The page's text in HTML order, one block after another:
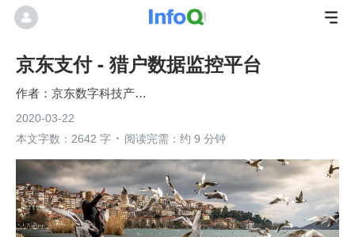
京东支付 - 猎户数据监控平台
京东数字科技产业AI中心
2020-03-22
本文字数：2642 字
阅读完需：约 9 分钟